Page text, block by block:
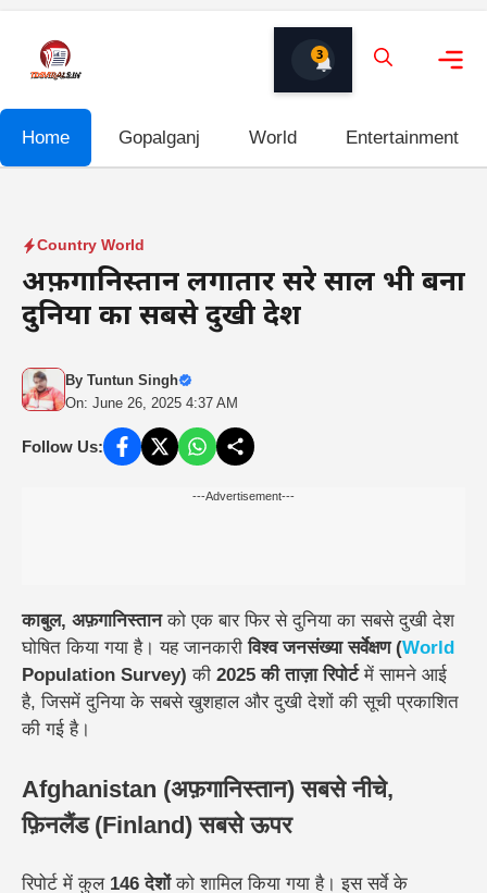
content
3
Home Gopalganj World Entertainment
Country World
अफ़गानिस्तान लगातार दूसरे साल भी बना
दुनिया का सबसे दुखी देश
By Tuntun Singh
On: June 26, 2025 4:37 AM
Follow Us:
---Advertisement---
काबुल, अफ़गानिस्तानको एक बार फिर से दुनिया का सबसे दुखी देश
घोषित किया गया है। यह जानकारीविश्व जनसंख्या सर्वेक्षण (World
Population Survey) की 2025 की ताज़ा रिपोर्टमें सामने आई
है, जिसमें दुनिया के सबसे खुशहाल और दुखी देशों की सूची प्रकाशित
की गई है।
Afghanistan (अफ़गानिस्तान) सबसे नीचे,
फ़िनलैंड (Finland) सबसे ऊपर
रिपोर्ट में कुल 146 देशोंको शामिल किया गया है। इस सर्वे के